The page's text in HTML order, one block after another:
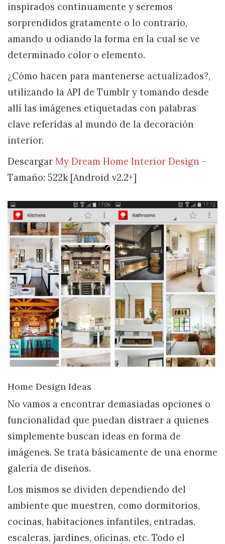
inspirados continuamente y seremos
sorprendidos gratamente o lo contrario,
amando u odiando la forma en la cual se ve
determinado color o elemento.
¿Cómo hacen para mantenerse actualizados?,
utilizando la API de Tumblr y tomando desde
allí las imágenes etiquetadas con palabras
clave referidas al mundo de la decoración
interior.
Descargar My Dream Home Interior Design –
Tamaño: 522k [Android v2.2+]
Home Design Ideas
No vamos a encontrar demasiadas opciones o
funcionalidad que puedan distraer a quienes
simplemente buscan ideas en forma de
imágenes. Se trata básicamente de una enorme
galería de diseños.
Los mismos se dividen dependiendo del
ambiente que muestren, como dormitorios,
cocinas, habitaciones infantiles, entradas,
escaleras, jardines, oficinas, etc. Todo el